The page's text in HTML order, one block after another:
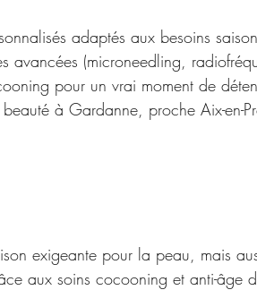
adaptés aux besoins
avancées (microneedling,
pour un vrai moment de
à Gardanne, proche Aix-en-
exigeante pour la peau, mais
aux soins cocooning et anti-âge